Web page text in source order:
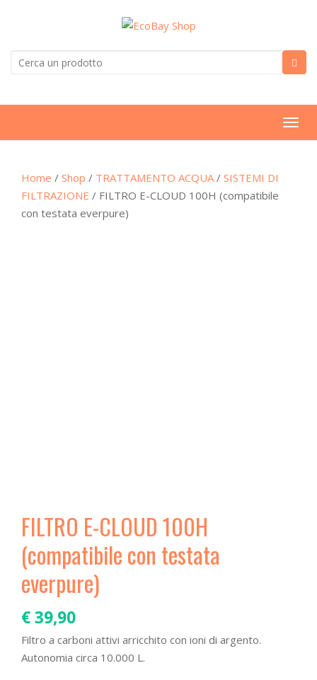
T
o
Home / Shop / TRATTAMENTO ACQUA/ SISTEMI DI
FILTRAZIONE / FILTRO E-CLOUD 100H (compatibile
con testata everpure)
FILTRO E-CLOUD 100H
(compatibile con testata
everpure)
€39,90
Filtro a carboni attivi arricchito con ioni di argento.
Autonomia circa 10.000 L.